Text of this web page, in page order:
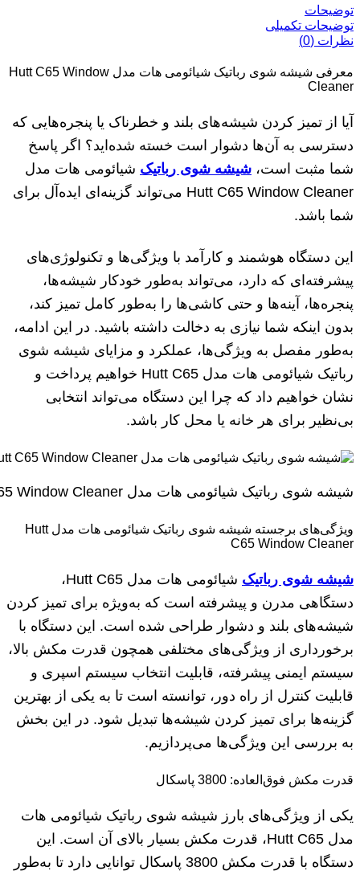
توضیحات
توضیحات تکمیلی
نظرات (0)
معرفی شیشه شوی رباتیک شیائومی هات مدل Hutt C65 Window
Cleaner
آیا از تمیز کردن شیشه‌های بلند و خطرناک یا پنجره‌هایی که
دسترسی به آن‌ها دشوار است خسته شده‌اید؟ اگر پاسخ
شما مثبت است، شیشه شوی رباتیک شیائومی هات مدل
Hutt C65 Window Cleaner می‌تواند گزینه‌ای ایده‌آل برای
شما باشد.
این دستگاه هوشمند و کارآمد با ویژگی‌ها و تکنولوژی‌های
پیشرفته‌ای که دارد، می‌تواند به‌طور خودکار شیشه‌ها،
پنجره‌ها، آینه‌ها و حتی کاشی‌ها را به‌طور کامل تمیز کند،
بدون اینکه شما نیازی به دخالت داشته باشید. در این ادامه،
به‌طور مفصل به ویژگی‌ها، عملکرد و مزایای شیشه شوی
رباتیک شیائومی هات مدل Hutt C65 خواهیم پرداخت و
نشان خواهیم داد که چرا این دستگاه می‌تواند انتخابی
بی‌نظیر برای هر خانه یا محل کار باشد.
شیشه شوی رباتیک شیائومی هات مدل Hutt C65 Window Cleaner
ویژگی‌های برجسته شیشه شوی رباتیک شیائومی هات مدل Hutt
C65 Window Cleaner
شیشه شوی رباتیک
شیائومی هات مدل Hutt C65،
دستگاهی مدرن و پیشرفته است که به‌ویژه برای تمیز کردن
شیشه‌های بلند و دشوار طراحی شده است. این دستگاه با
برخورداری از ویژگی‌های مختلفی همچون قدرت مکش بالا،
سیستم ایمنی پیشرفته، قابلیت انتخاب سیستم اسپری و
قابلیت کنترل از راه دور، توانسته است تا به یکی از بهترین
گزینه‌ها برای تمیز کردن شیشه‌ها تبدیل شود. در این بخش
به بررسی این ویژگی‌ها می‌پردازیم.
قدرت مکش فوق‌العاده: 3800 پاسکال
یکی از ویژگی‌های بارز شیشه شوی رباتیک شیائومی هات
مدل Hutt C65، قدرت مکش بسیار بالای آن است. این
دستگاه با قدرت مکش 3800 پاسکال توانایی دارد تا به‌طور